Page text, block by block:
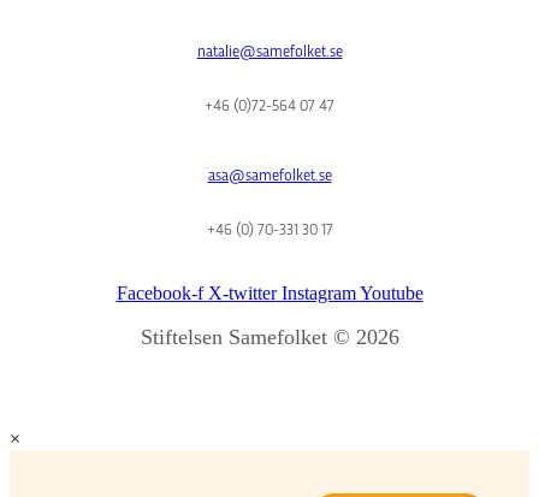
natalie@samefolket.se
+46 (0)72-564 07 47
asa@samefolket.se
+46 (0) 70-331 30 17
Facebook-f X-twitter Instagram Youtube
Stiftelsen Samefolket © 2026
×